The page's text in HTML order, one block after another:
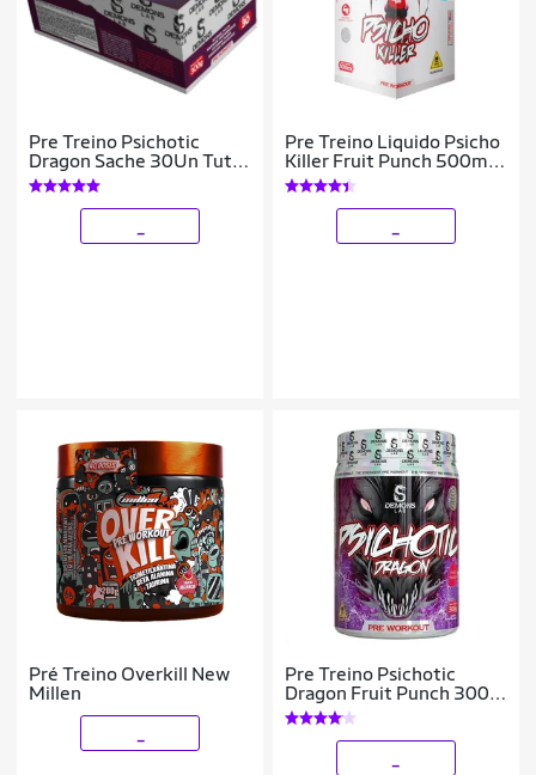
Pre Treino Psichotic
Dragon Sache 30Un Tutti
Frut Demons Lab
Pre Treino Liquido Psicho
Killer Fruit Punch 500ml
Demons
Pré Treino Overkill New
Millen
Pre Treino Psichotic
Dragon Fruit Punch 300g
- Demons Lab